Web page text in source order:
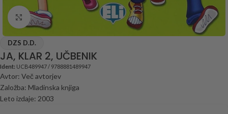
Click to enlarge
DZS D.D.
JA, KLAR 2, UČBENIK
Ident: UCB489947 / 9788881489947
Avtor: Več avtorjev
Založba: Mladinska knjiga
Leto izdaje: 2003